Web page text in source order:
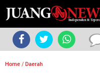
Home / Daerah